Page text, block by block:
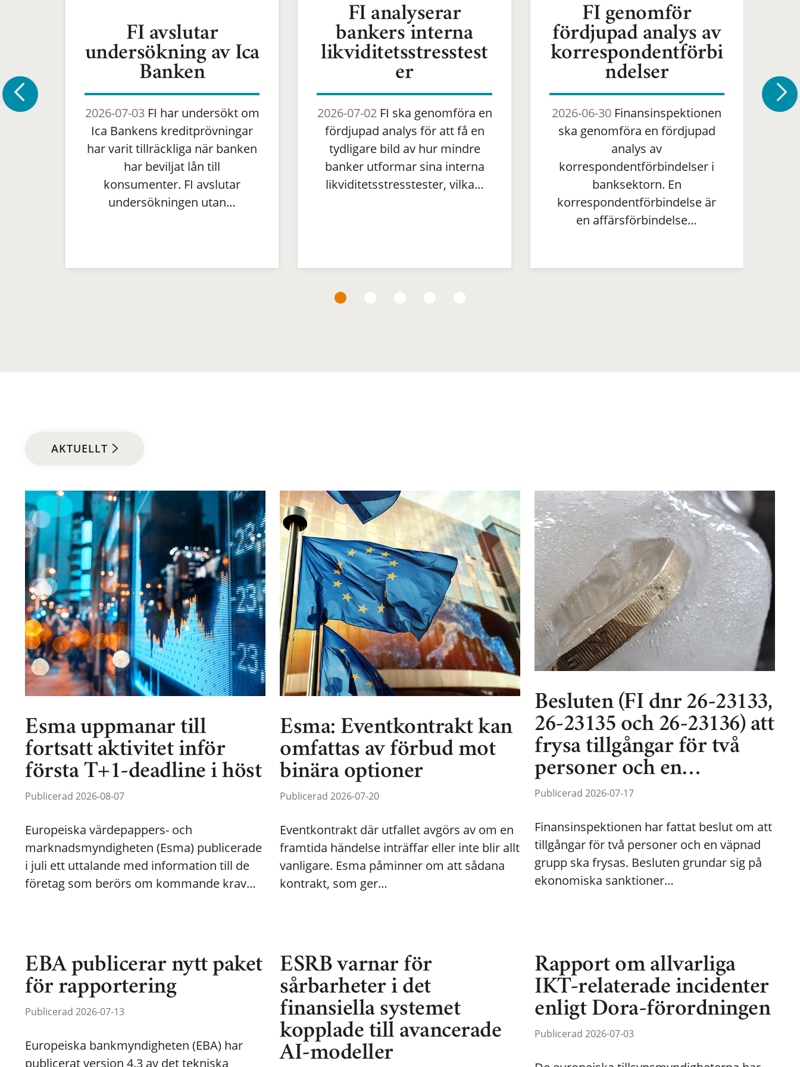
FI avslutar
undersökning av Ica
Banken
2026-07-03FI har undersökt om
Ica Bankens kreditprövningar
har varit tillräckliga när banken
har beviljat lån till
konsumenter. FI avslutar
undersökningen utan…
FI analyserar
bankers interna
likviditetsstresstest
er
2026-07-02FI ska genomföra en
fördjupad analys för att få en
tydligare bild av hur mindre
banker utformar sina interna
likviditetsstresstester, vilka…
FI genomför
fördjupad analys av
korrespondentförbi
ndelser
2026-06-30 Finansinspektionen
ska genomföra en fördjupad
analys av
korrespondentförbindelser i
banksektorn. En
korrespondentförbindelse är
en affärsförbindelse…
AKTUELLT
Esma uppmanar till
fortsatt aktivitet inför
första T+1-deadline i höst
Publicerad 2026-08-07
Europeiska värdepappers- och
marknadsmyndigheten (Esma) publicerade
i juli ett uttalande med information till de
företag som berörs om kommande krav…
Esma: Eventkontrakt kan
omfattas av förbud mot
binära optioner
Publicerad 2026-07-20
Eventkontrakt där utfallet avgörs av om en
framtida händelse inträffar eller inte blir allt
vanligare. Esma påminner om att sådana
kontrakt, som ger…
Besluten (FI dnr 26-23133,
26-23135 och 26-23136) att
frysa tillgångar för två
personer och en…
Publicerad 2026-07-17
Finansinspektionen har fattat beslut om att
tillgångar för två personer och en väpnad
grupp ska frysas. Besluten grundar sig på
ekonomiska sanktioner…
EBA publicerar nytt paket
för rapportering
Publicerad 2026-07-13
Europeiska bankmyndigheten (EBA) har
publicerat version 4.3 av det tekniska
ESRB varnar för
sårbarheter i det
finansiella systemet
kopplade till avancerade
AI-modeller
Rapport om allvarliga
IKT-relaterade incidenter
enligt Dora-förordningen
Publicerad 2026-07-03